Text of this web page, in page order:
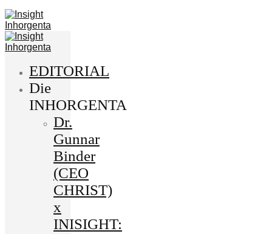
EDITORIAL
Die
INHORGENTA
Dr.
Gunnar
Binder
(CEO
CHRIST)
x
INISIGHT: